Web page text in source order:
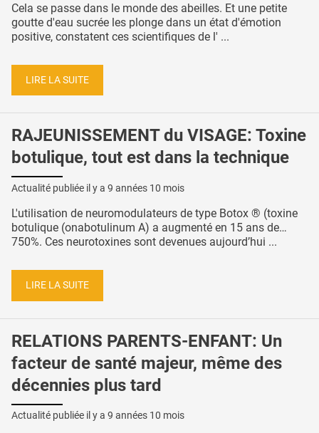
Cela se passe dans le monde des abeilles. Et une petite
goutte d'eau sucrée les plonge dans un état d'émotion
positive, constatent ces scientifiques de l' ...
LIRE LA SUITE
RAJEUNISSEMENT du VISAGE: Toxine
botulique, tout est dans la technique
Actualité publiée il y a 9 années 10 mois
L'utilisation de neuromodulateurs de type Botox ® (toxine
botulique (onabotulinum A) a augmenté en 15 ans de…
750%. Ces neurotoxines sont devenues aujourd’hui ...
LIRE LA SUITE
RELATIONS PARENTS-ENFANT: Un
facteur de santé majeur, même des
décennies plus tard
Actualité publiée il y a 9 années 10 mois